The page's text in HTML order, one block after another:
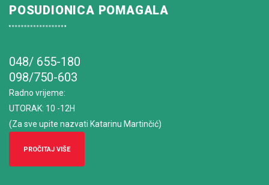
POSUDIONICA POMAGALA
048/ 655-180
098/750-603
Radno vrijeme:
UTORAK: 10 -12H
(Za sve upite nazvati Katarinu Martinčić)
PROČITAJ VIŠE